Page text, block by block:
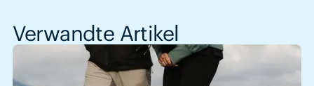
Verwandte Artikel